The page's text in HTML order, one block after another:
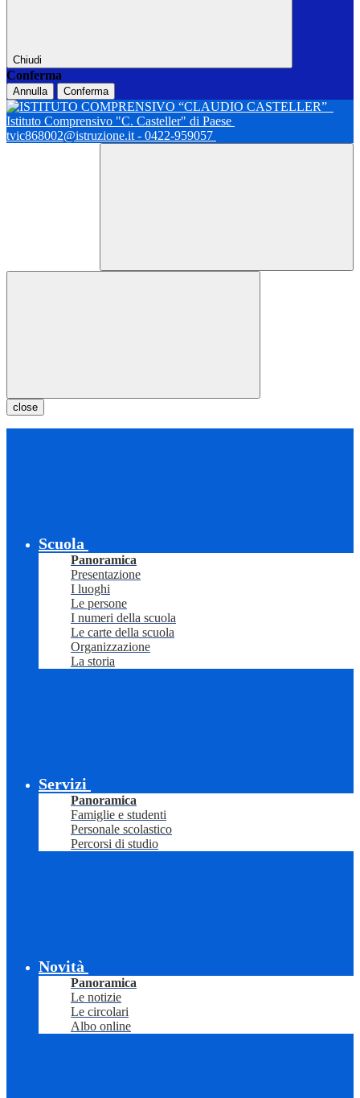
Chiudi
Conferma
Annulla Conferma
Istituto Comprensivo "C. Casteller" di Paese
tvic868002@istruzione.it - 0422-959057
close
Scuola
Panoramica
Presentazione
I luoghi
Le persone
I numeri della scuola
Le carte della scuola
Organizzazione
La storia
Servizi
Panoramica
Famiglie e studenti
Personale scolastico
Percorsi di studio
Novità
Panoramica
Le notizie
Le circolari
Albo online